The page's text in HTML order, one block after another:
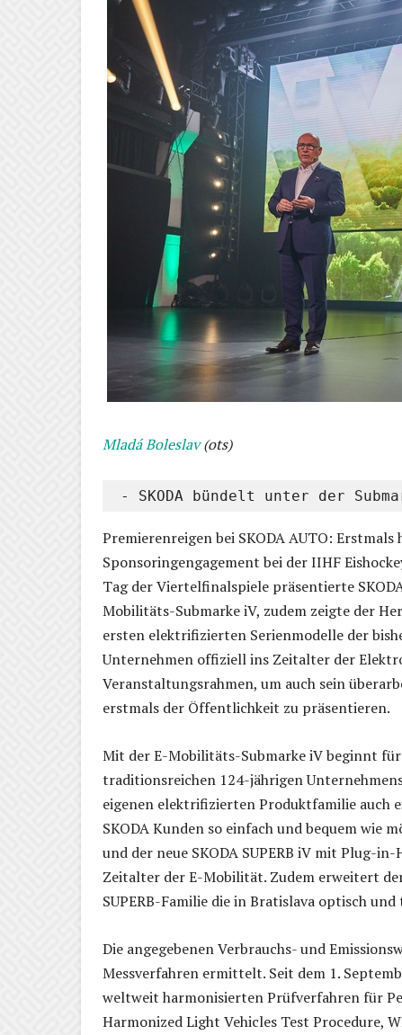
Mladá Boleslav(ots)
- SKODA bündelt unter der
Premierenreigen bei SKODA AUTO:
Sponsoringengagement bei der IIHF
Tag der Viertelfinalspiele präsentierte
Mobilitäts-Submarke iV, zudem zeigte der
ersten elektrifizierten Serienmodelle der
Unternehmen offiziell ins Zeitalter der
Veranstaltungsrahmen, um auch sein
erstmals der Öffentlichkeit zu präsentieren.
Mit der E-Mobilitäts-Submarke iV beginnt
traditionsreichen 124-jährigen
eigenen elektrifizierten Produktfamilie auch
SKODA Kunden so einfach und bequem wie
und der neue SKODA SUPERB iV mit Plug-
Zeitalter der E-Mobilität. Zudem erweitert der
SUPERB-Familie die in Bratislava optisch
Die angegebenen Verbrauchs- und
Messverfahren ermittelt. Seit dem 1.
weltweit harmonisierten Prüfverfahren für
Harmonized Light Vehicles Test Procedure,